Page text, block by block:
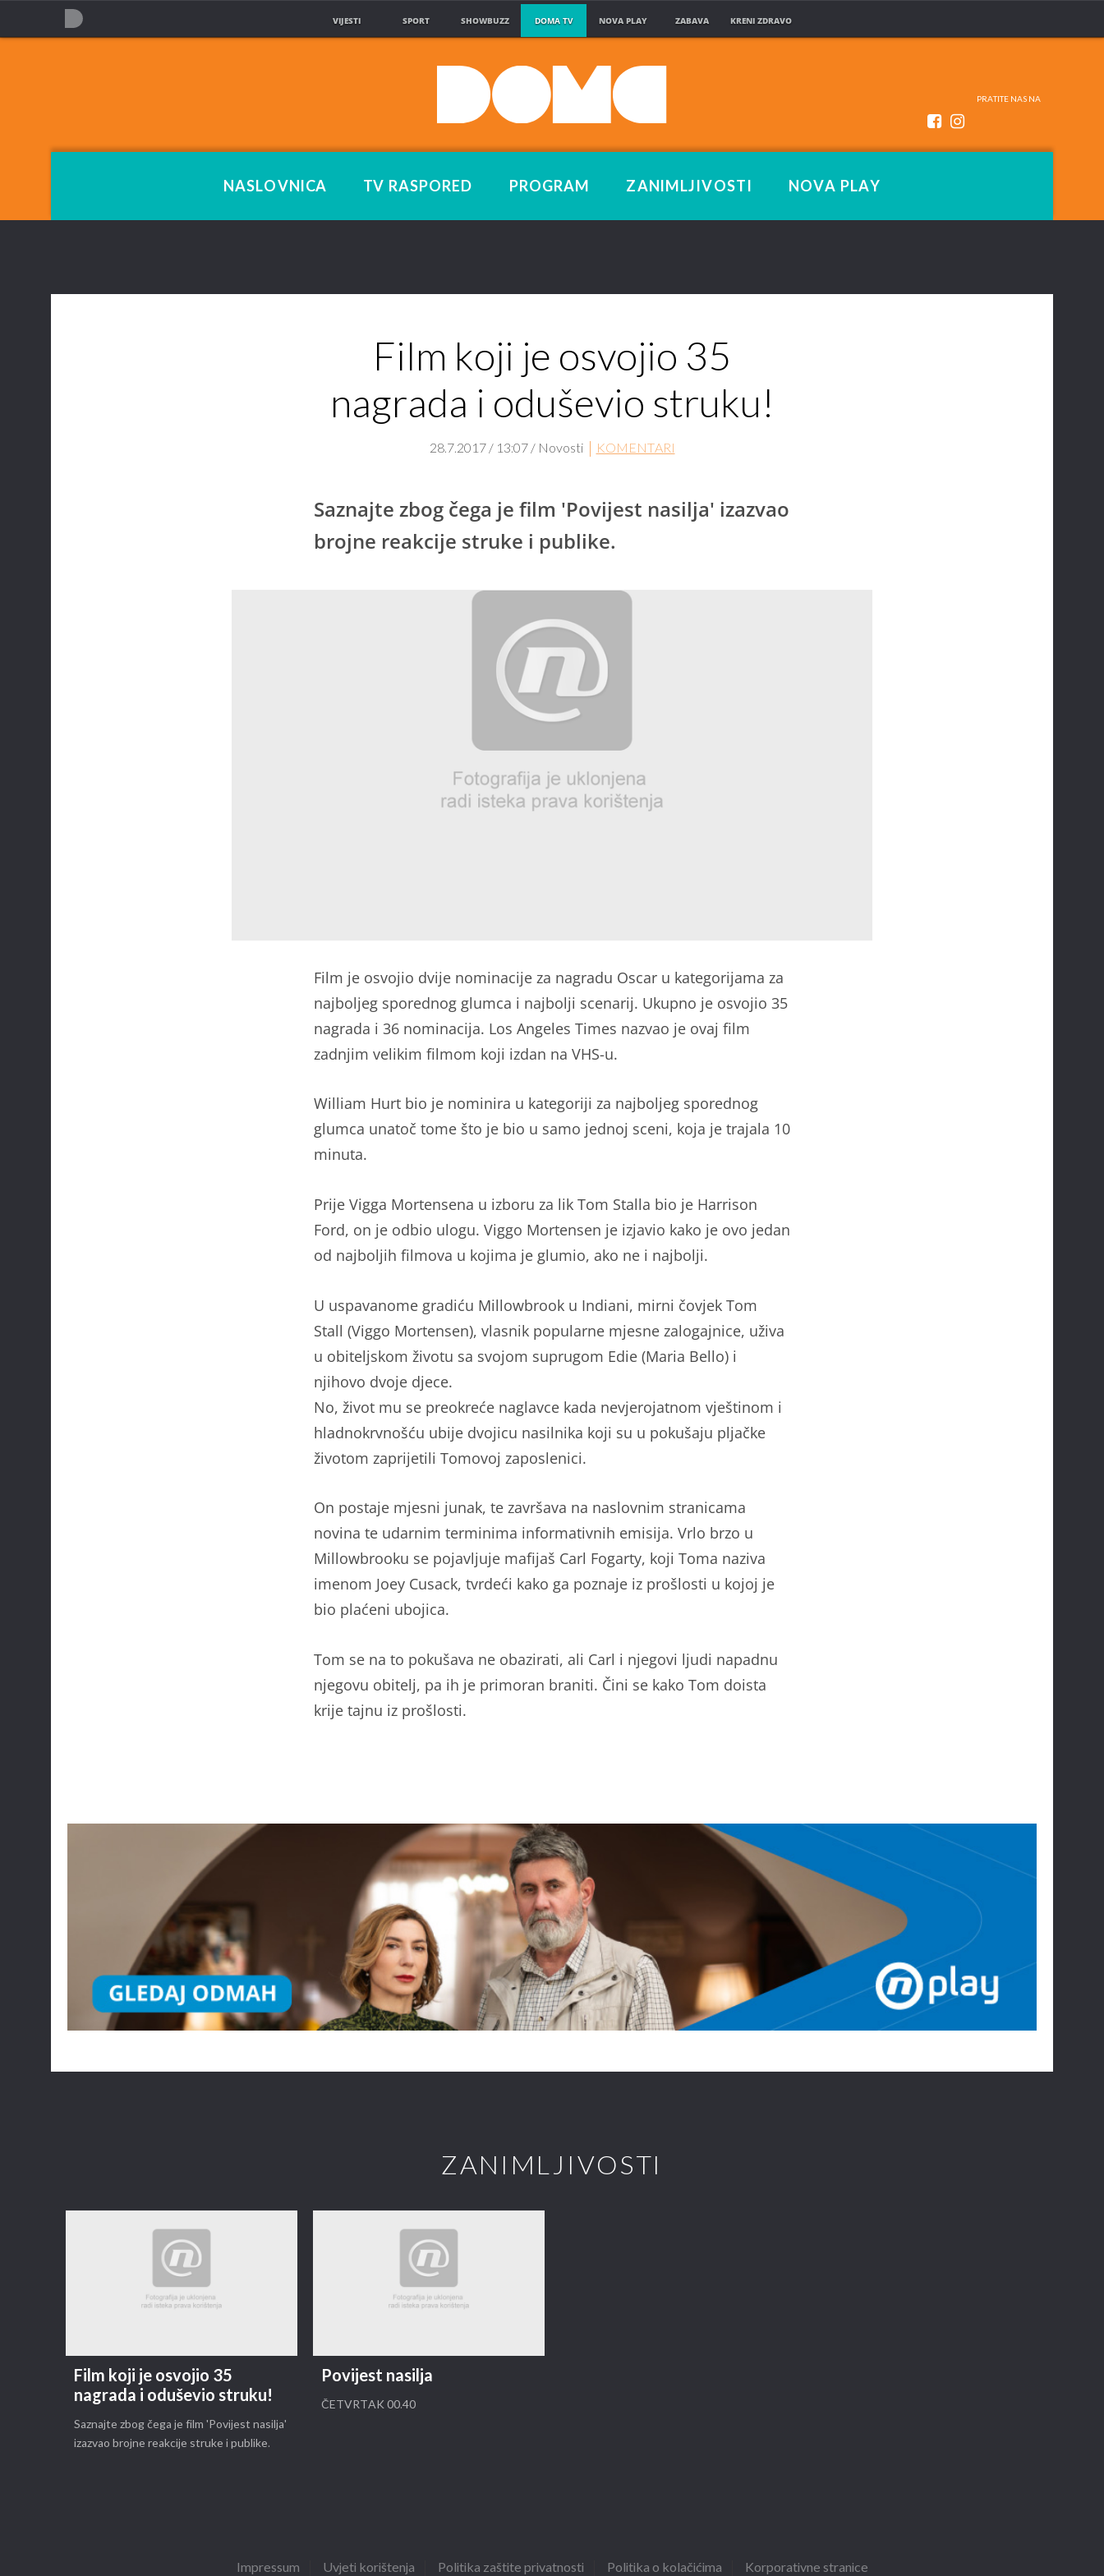
VIJESTI SPORT SHOWBUZZ DOMA TV NOVA PLAY ZABAVA KRENI ZDRAVO
PRATITE NAS NA
NASLOVNICA TV RASPORED PROGRAM ZANIMLJIVOSTI NOVA PLAY
Film koji je osvojio 35
nagrada i oduševio struku!
28.7.2017 / 13:07 / Novosti KOMENTARI
Saznajte zbog čega je film 'Povijest nasilja' izazvao
brojne reakcije struke i publike.
Film je osvojio dvije nominacije za nagradu Oscar u kategorijama za
najboljeg sporednog glumca i najbolji scenarij. Ukupno je osvojio 35
nagrada i 36 nominacija. Los Angeles Times nazvao je ovaj film
zadnjim velikim filmom koji izdan na VHS-u.
William Hurt bio je nominira u kategoriji za najboljeg sporednog
glumca unatoč tome što je bio u samo jednoj sceni, koja je trajala 10
minuta.
Prije Vigga Mortensena u izboru za lik Tom Stalla bio je Harrison
Ford, on je odbio ulogu. Viggo Mortensen je izjavio kako je ovo jedan
od najboljih filmova u kojima je glumio, ako ne i najbolji.
U uspavanome gradiću Millowbrook u Indiani, mirni čovjek Tom
Stall (Viggo Mortensen), vlasnik popularne mjesne zalogajnice, uživa
u obiteljskom životu sa svojom suprugom Edie (Maria Bello) i
njihovo dvoje djece.
No, život mu se preokreće naglavce kada nevjerojatnom vještinom i
hladnokrvnošću ubije dvojicu nasilnika koji su u pokušaju pljačke
životom zaprijetili Tomovoj zaposlenici.
On postaje mjesni junak, te završava na naslovnim stranicama
novina te udarnim terminima informativnih emisija. Vrlo brzo u
Millowbrooku se pojavljuje mafijaš Carl Fogarty, koji Toma naziva
imenom Joey Cusack, tvrdeći kako ga poznaje iz prošlosti u kojoj je
bio plaćeni ubojica.
Tom se na to pokušava ne obazirati, ali Carl i njegovi ljudi napadnu
njegovu obitelj, pa ih je primoran braniti. Čini se kako Tom doista
krije tajnu iz prošlosti.
ZANIMLJIVOSTI
Film koji je osvojio 35
nagrada i oduševio struku!
Saznajte zbog čega je film 'Povijest nasilja'
izazvao brojne reakcije struke i publike.
Povijest nasilja
ČETVRTAK 00.40
Impressum Uvjeti korištenja Politika zaštite privatnosti Politika o kolačićima Korporativne stranice